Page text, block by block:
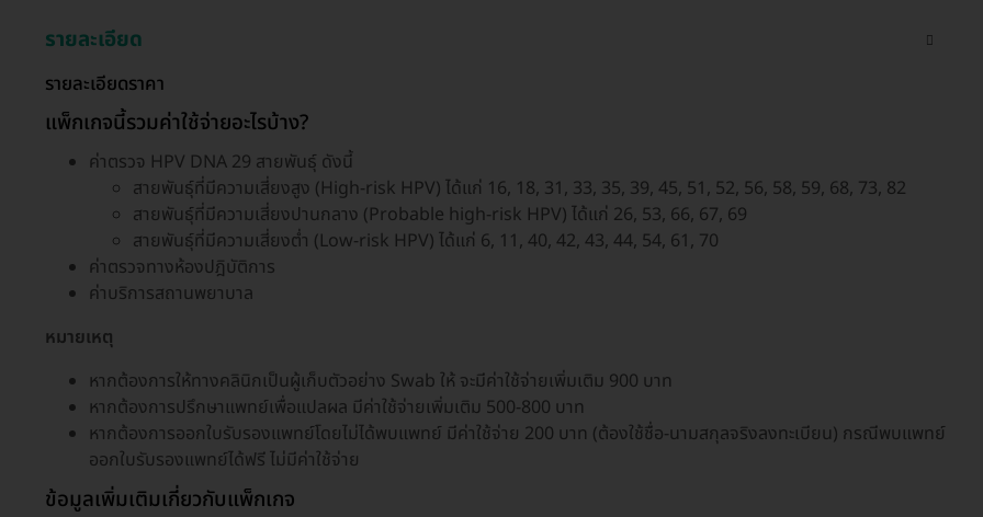
รายละเอียด
รายละเอียดราคา
แพ็กเกจนี้รวมค่าใช้จ่ายอะไรบ้าง?
ค่าตรวจ HPV DNA 29 สายพันธุ์ ดังนี้
สายพันธุ์ที่มีความเสี่ยงสูง (High-risk HPV) ได้แก่ 16, 18, 31, 33, 35, 39, 45, 51, 52, 56, 58, 59, 68, 73, 82
สายพันธุ์ที่มีความเสี่ยงปานกลาง (Probable high-risk HPV) ได้แก่ 26, 53, 66, 67, 69
สายพันธุ์ที่มีความเสี่ยงต่ำ (Low-risk HPV) ได้แก่ 6, 11, 40, 42, 43, 44, 54, 61, 70
ค่าตรวจทางห้องปฎิบัติการ
ค่าบริการสถานพยาบาล
หมายเหตุ
หากต้องการให้ทางคลินิกเป็นผู้เก็บตัวอย่าง Swab ให้ จะมีค่าใช้จ่ายเพิ่มเติม 900 บาท
หากต้องการปรึกษาแพทย์เพื่อแปลผล มีค่าใช้จ่ายเพิ่มเติม 500-800 บาท
หากต้องการออกใบรับรองแพทย์โดยไม่ได้พบแพทย์ มีค่าใช้จ่าย 200 บาท (ต้องใช้ชื่อ-นามสกุลจริงลงทะเบียน) กรณีพบแพทย์
ออกใบรับรองแพทย์ได้ฟรี ไม่มีค่าใช้จ่าย
ข้อมูลเพิ่มเติมเกี่ยวกับแพ็กเกจ